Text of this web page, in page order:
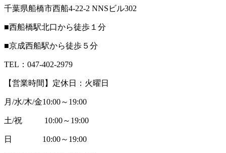
千葉県船橋市西船4-22-2 NNSビル302
■西船橋駅北口から徒歩１分
■京成西船駅から徒歩５分
TEL：047-402-2979
【営業時間】定休日：火曜日
月/水/木/金10:00～19:00
土/祝 10:00～19:00
日 10:00～19:00